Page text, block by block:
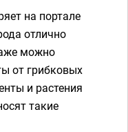
на портале
отлично
можно
от грибковых
и растения
такие